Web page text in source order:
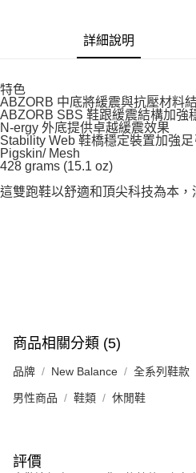
詳細說明
特色
ABZORB 中底將緩震與抗壓材料
ABZORB SBS 鞋跟緩震結構加強
N-ergy 外底提供卓越緩震效果
Stability Web 鞋橋穩定裝置加強
Pigskin/ Mesh
428 grams (15.1 oz)
這雙跑鞋以舒適和頂尖科技為本，
商品相關分類 (5)
品牌 New Balance 全系列鞋款
男性商品 鞋類 休閒鞋
評價